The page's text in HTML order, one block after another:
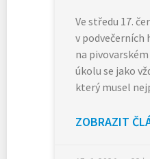
Ve středu 17.
v podvečerních
na
úkolu se jako
který musel
ZOBRAZIT